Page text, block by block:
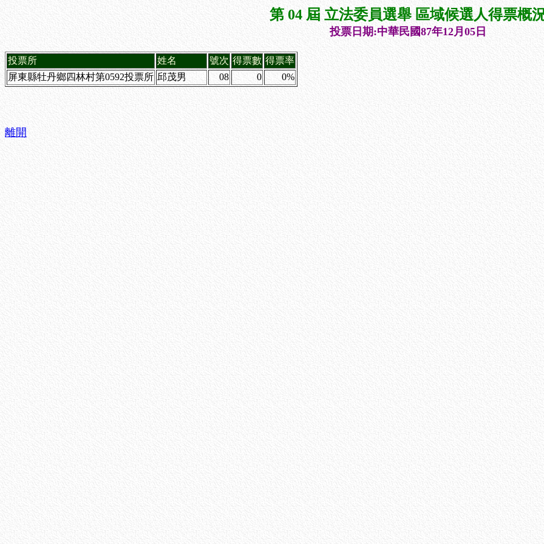
第 04 屆 立法委員選舉 區域候選人得票概
投票日期:中華民國87年12月05日
投票所 姓名 號次 得票數 得票率
屏東縣牡丹鄉四林村第0592投票所 邱茂男 08 0 0%
離開